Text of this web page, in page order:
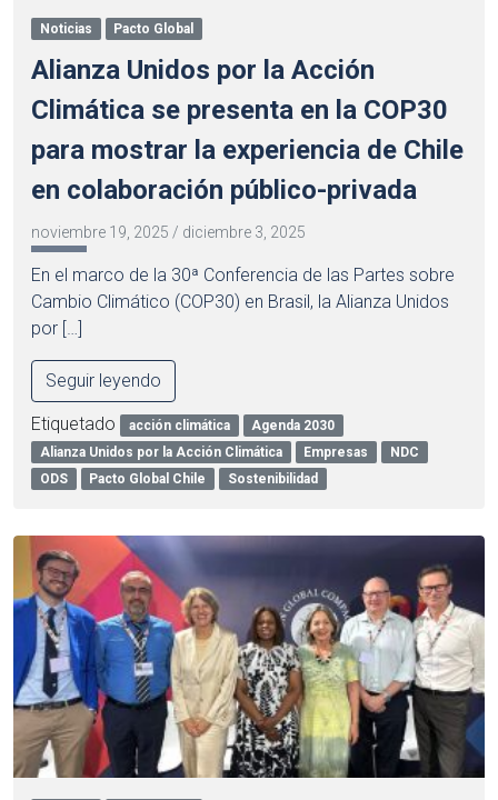
Noticias Pacto Global
Alianza Unidos por la Acción
Climática se presenta en la COP30
para mostrar la experiencia de Chile
en colaboración público-privada
noviembre 19, 2025 / diciembre 3, 2025
En el marco de la 30ª Conferencia de las Partes sobre
Cambio Climático (COP30) en Brasil, la Alianza Unidos
por […]
Seguir leyendo
Etiquetado acción climática
Agenda 2030
Alianza Unidos por la Acción Climática
Empresas
NDC
ODS
Pacto Global Chile Sostenibilidad